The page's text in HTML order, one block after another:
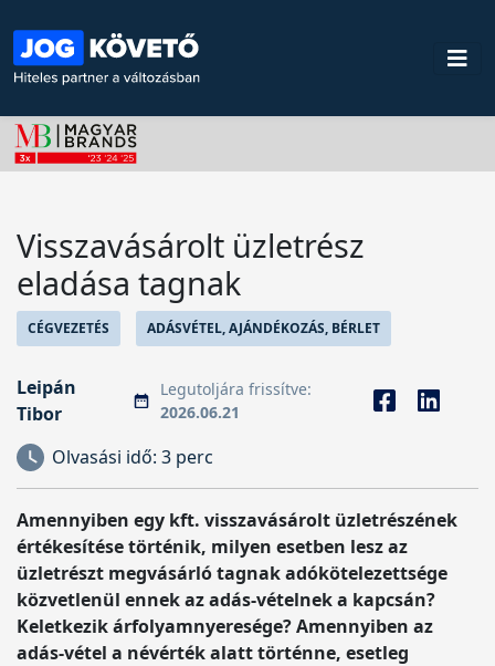
Visszavásárolt üzletrész
eladása tagnak
CÉGVEZETÉS ADÁSVÉTEL, AJÁNDÉKOZÁS, BÉRLET
Leipán
Tibor
Legutoljára frissítve:
2026.06.21
Olvasási idő: 3 perc
Amennyiben egy kft. visszavásárolt üzletrészének
értékesítése történik, milyen esetben lesz az
üzletrészt megvásárló tagnak adókötelezettsége
közvetlenül ennek az adás-vételnek a kapcsán?
Keletkezik árfolyamnyeresége? Amennyiben az
adás-vétel a névérték alatt történne, esetleg